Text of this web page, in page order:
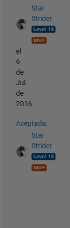
Star
Strider
el
6
de
Jul.
de
2016
Aceptada:
Star
Strider